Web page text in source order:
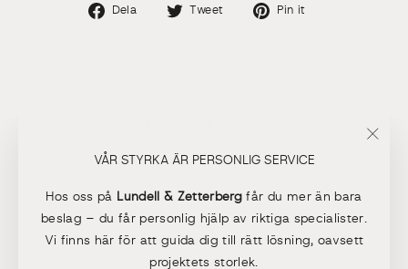
VÅR STYRKA ÄR PERSONLIG SERVICE
Hos oss på Lundell & Zetterberg får du mer än bara
beslag – du får personlig hjälp av riktiga specialister.
Vi finns här för att guida dig till rätt lösning, oavsett
projektets storlek.
Dela
Dela
Tweet
Dela
Pin it